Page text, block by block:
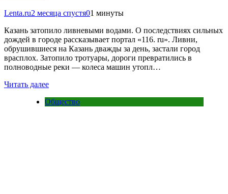
Lenta.ru2 месяца спустя01 минуты
Казань затопило ливневыми водами. О последствиях сильных
дождей в городе рассказывает портал «116. ru». Ливни,
обрушившиеся на Казань дважды за день, застали город
врасплох. Затопило тротуары, дороги превратились в
полноводные реки — колеса машин утопл…
Читать далее
Общество